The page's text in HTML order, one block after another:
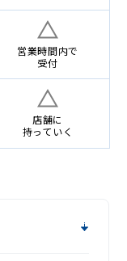
営業時間内で
受付
店舗に
持っていく